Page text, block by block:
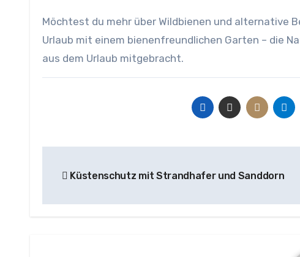
Möchtest du mehr über Wildbienen und alternative
Urlaub mit einem bienenfreundlichen Garten – die
aus dem Urlaub mitgebracht.
Küstenschutz mit Strandhafer und Sanddorn